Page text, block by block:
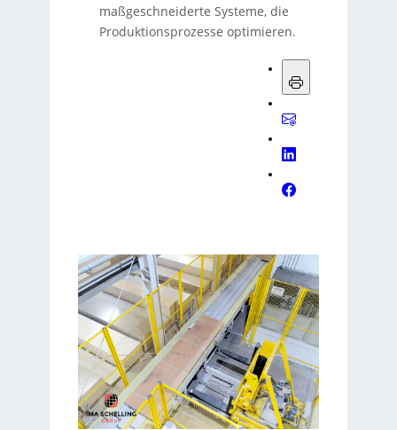
maßgeschneiderte Systeme, die
Produktionsprozesse optimieren.